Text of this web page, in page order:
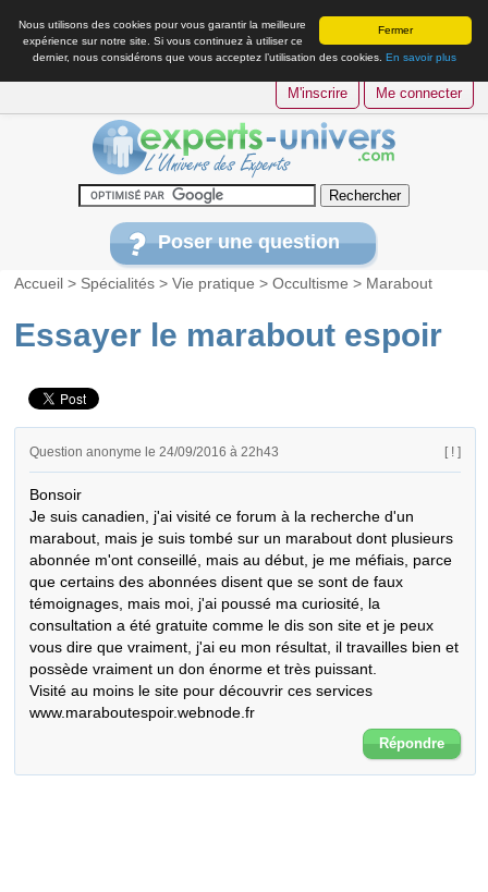
Fermer
Nous utilisons des cookies pour vous garantir la meilleure
expérience sur notre site. Si vous continuez à utiliser ce
dernier, nous considérons que vous acceptez l’utilisation des cookies. En savoir plus
M'inscrire Me connecter
Poser une question
Accueil > Spécialités >Vie pratique >Occultisme > Marabout
Essayer le marabout espoir
Question anonyme le 24/09/2016 à 22h43 [ ! ]
Bonsoir
Je suis canadien, j'ai visité ce forum à la recherche d'un
marabout, mais je suis tombé sur un marabout dont plusieurs
abonnée m'ont conseillé, mais au début, je me méfiais, parce
que certains des abonnées disent que se sont de faux
témoignages, mais moi, j'ai poussé ma curiosité, la
consultation a été gratuite comme le dis son site et je peux
vous dire que vraiment, j'ai eu mon résultat, il travailles bien et
possède vraiment un don énorme et très puissant.
Visité au moins le site pour découvrir ces services
www.maraboutespoir.webnode.fr
Répondre